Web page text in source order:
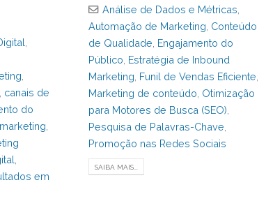
canais de
do
em
Análise de Dados e Métricas
Automação de Marketing Conteúdo
de Qualidade Engajamento do
Público Estratégia de Inbound
Marketing Funil de Vendas Eficiente
Marketing de conteúdo Otimização
para Motores de Busca (SEO)
Pesquisa de Palavras-Chave
Promoção nas Redes Sociais
SAIBA MAIS...